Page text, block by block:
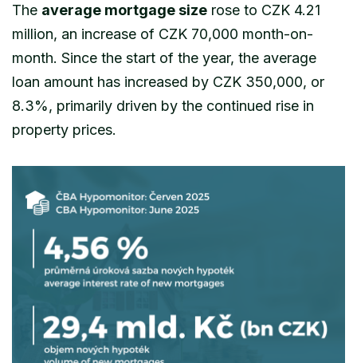
The average mortgage size rose to CZK 4.21
million, an increase of CZK 70,000 month-on-
month. Since the start of the year, the average
loan amount has increased by CZK 350,000, or
8.3%, primarily driven by the continued rise in
property prices.